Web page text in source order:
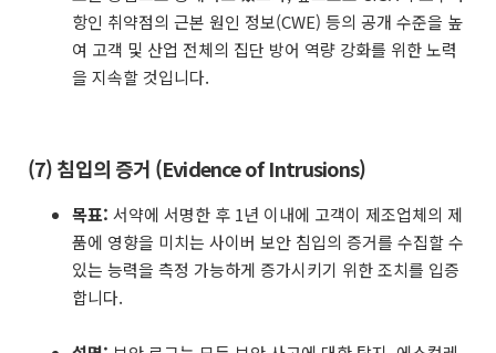
항인 취약점의 근본 원인 정보(CWE) 등의 공개 수준을 높
여 고객 및 산업 전체의 집단 방어 역량 강화를 위한 노력
을 지속할 것입니다.
(7) 침입의 증거 (Evidence of Intrusions)
목표: 서약에 서명한 후 1년 이내에 고객이 제조업체의 제
품에 영향을 미치는 사이버 보안 침입의 증거를 수집할 수
있는 능력을 측정 가능하게 증가시키기 위한 조치를 입증
합니다.